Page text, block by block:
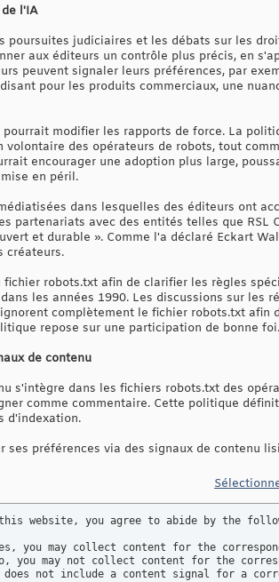
l'IA
judiciaires et les débats sur les
aux éditeurs un contrôle plus précis, en
peuvent signaler leurs préférences, par
pour les produits commerciaux, une
modifier les rapports de force. La
des opérateurs de robots, tout
encourager une adoption plus large,
en péril.
dans lesquelles des éditeurs ont
partenariats avec des entités telles que RSL
et durable ». Comme l'a déclaré Eckart
créateurs.
robots.txt afin de clarifier les règles
les années 1990. Les discussions sur les
complètement le fichier robots.txt afin
repose sur une participation de bonne foi.
de contenu
s'intègre dans les fichiers robots.txt des
comme commentaire. Cette politique
d'indexation.
préférences via des signaux de contenu
website, you agree to abide by the
you may collect content for the
may not collect content for the
not include a content signal for a